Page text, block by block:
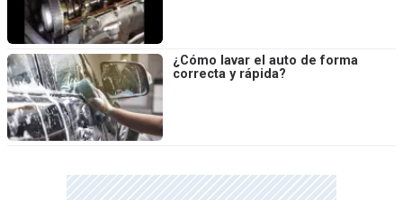
¿Cómo lavar el auto de forma
correcta y rápida?